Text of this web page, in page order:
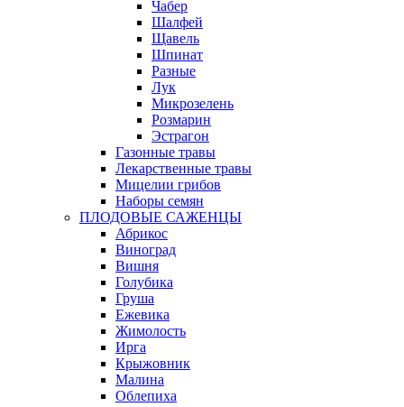
Чабер
Шалфей
Щавель
Шпинат
Разные
Лук
Микрозелень
Розмарин
Эстрагон
Газонные травы
Лекарственные травы
Мицелии грибов
Наборы семян
ПЛОДОВЫЕ САЖЕНЦЫ
Абрикос
Виноград
Вишня
Голубика
Груша
Ежевика
Жимолость
Ирга
Крыжовник
Малина
Облепиха